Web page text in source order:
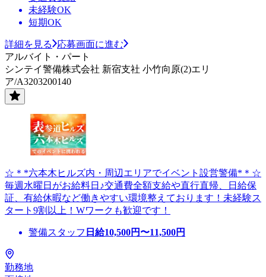
未経験OK
短期OK
詳細を見る
応募画面に進む
アルバイト・パート
シンテイ警備株式会社 新宿支社 小竹向原(2)エリ
ア/A3203200140
☆＊*六本木ヒルズ内・周辺エリアでイベント設営警備*＊☆
毎週水曜日がお給料日♪交通費全額支給や直行直帰、日給保
証、有給休暇など働きやすい環境整えております！未経験ス
タート9割以上！Wワークも歓迎です！
警備スタッフ 日給10,500円〜11,500円
勤務地